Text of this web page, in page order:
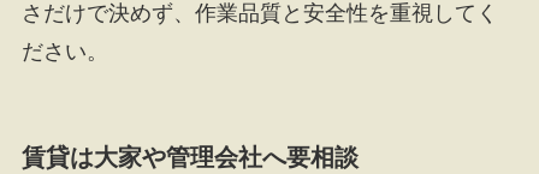
さだけで決めず、作業品質と安全性を重視してく
ださい。
賃貸は大家や管理会社へ要相談